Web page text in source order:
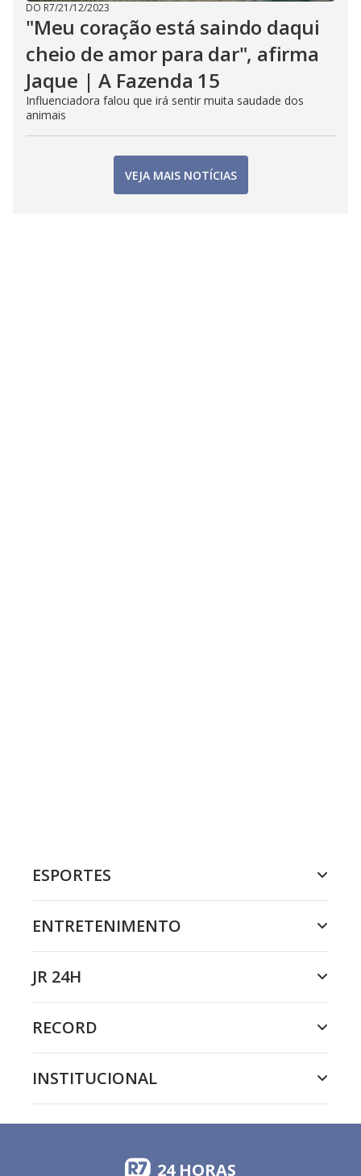
DO R7/21/12/2023
"Meu coração está saindo daqui
cheio de amor para dar", afirma
Jaque | A Fazenda 15
Influenciadora falou que irá sentir muita saudade dos
animais
VEJA MAIS NOTÍCIAS
ESPORTES
ENTRETENIMENTO
JR 24H
RECORD
INSTITUCIONAL
24 HORAS